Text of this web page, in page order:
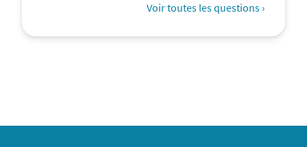
Voir toutes les questions ›